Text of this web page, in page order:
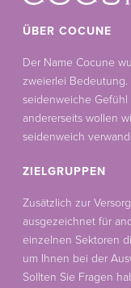
ÜBER COCUNE
Der Name Cocune
zweierlei
seidenweiche Gefühl
andererseits wollen
seidenweich
ZIELGRUPPEN
Zusätzlich zur
ausgezeichnet für
einzelnen Sektoren
um Ihnen bei der
Sollten Sie Fragen